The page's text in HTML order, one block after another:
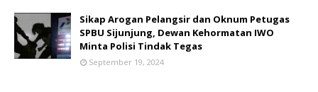
Sikap Arogan Pelangsir dan Oknum Petugas
SPBU Sijunjung, Dewan Kehormatan IWO
Minta Polisi Tindak Tegas
September 19, 2024